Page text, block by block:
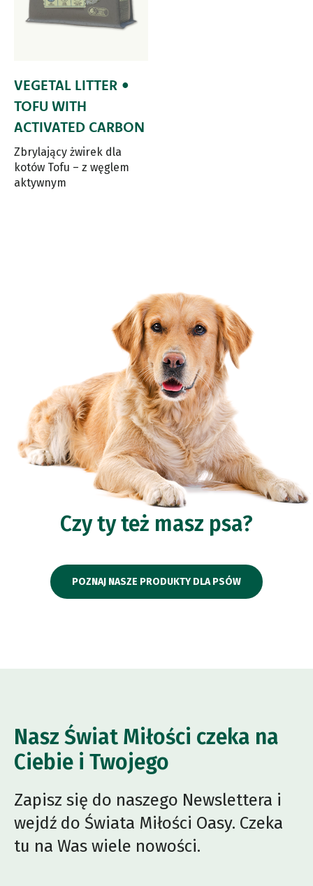
VEGETAL LITTER •
TOFU WITH
ACTIVATED CARBON
Zbrylający żwirek dla
kotów Tofu – z węglem
aktywnym
Czy ty też masz psa?
POZNAJ NASZE PRODUKTY DLA PSÓW
Nasz Świat Miłości czeka na
Ciebie i Twojego
Zapisz się do naszego Newslettera i
wejdź do Świata Miłości Oasy. Czeka
tu na Was wiele nowości.